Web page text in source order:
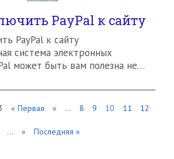
PayPal к сайту
PayPal к сайту
система электронных
может быть вам полезна не…
« Первая « ... 8 9 10 11 12
... » Последняя »